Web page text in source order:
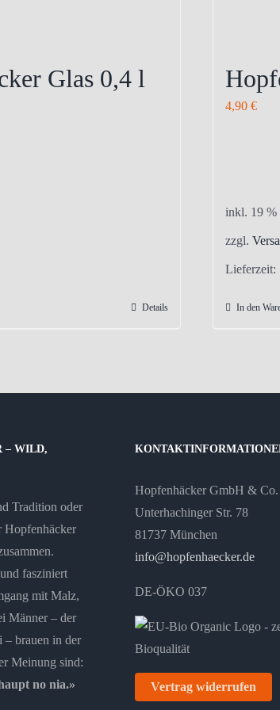
Glas 0,4 l
Details
4,90€
inkl. 19 %
zzgl.
Lieferzeit:
In den
– WILD,
Tradition oder
Hopfenhäcker
fasziniert
mit Malz,
Männer – der
– brauen in der
Meinung sind:
no nia.»
Hopfenhäcker GmbH &
Unterhachinger Str. 78
81737 München
info@hopfenhaecker.de
DE-ÖKO 037
Vertrag widerrufen